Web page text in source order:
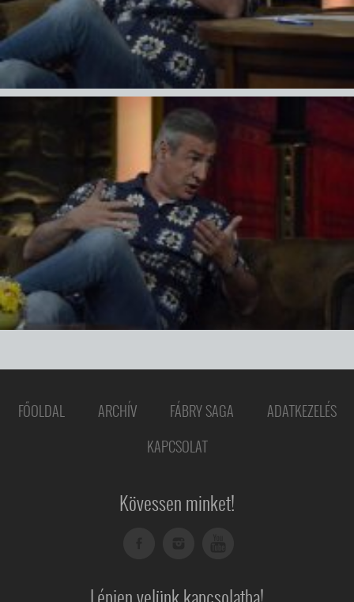
FŐOLDAL ARCHÍV FÁBRY SAGA
ADATKEZELÉS
KAPCSOLAT
Kövessen minket!